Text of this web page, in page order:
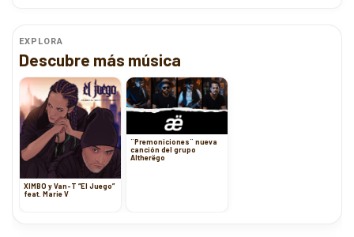
EXPLORA
Descubre más música
XIMBO y Van-T “El Juego”
feat. Marie V
¨Premoniciones¨ nueva
canción del grupo
Altherëgo